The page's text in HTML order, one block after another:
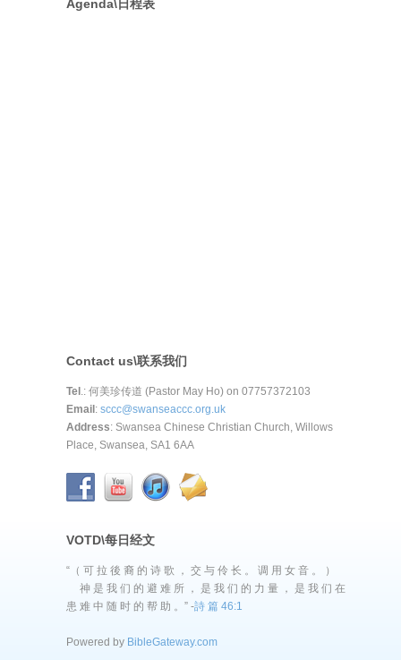
Agenda\日程表
Contact us\联系我们
Tel.: 何美珍传道 (Pastor May Ho) on 07757372103
Email: sccc@swanseaccc.org.uk
Address: Swansea Chinese Christian Church, Willows
Place, Swansea, SA1 6AA
VOTD\每日经文
“（ 可 拉 後 裔 的 诗 歌 ， 交 与 伶 长 。 调 用 女 音 。 ）
神 是 我 们 的 避 难 所 ， 是 我 们 的 力 量 ， 是 我 们 在
患 难 中 随 时 的 帮 助 。” -詩 篇 46:1
Powered by BibleGateway.com